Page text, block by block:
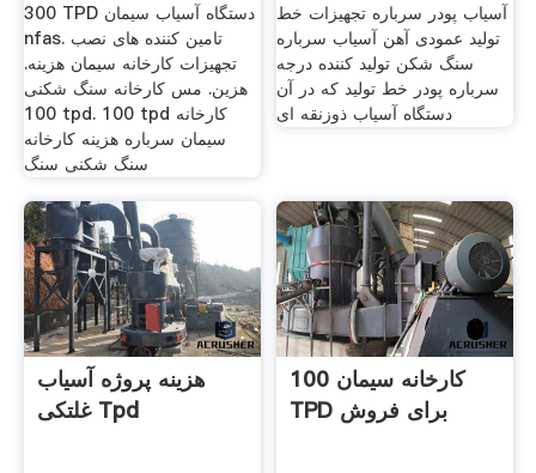
300 TPD دستگاه آسیاب سیمان
nfas. تامین کننده های نصب
تجهیزات کارخانه سیمان هزینه.
هزین. مس کارخانه سنگ شکنی
100 tpd. 100 tpd کارخانه
سیمان سرباره هزینه کارخانه
سنگ شکنی سنگ
آسیاب پودر سرباره تجهیزات خط
تولید عمودی آهن آسیاب سرباره
سنگ شکن تولید کننده درجه
سرباره پودر خط تولید که در آن
دستگاه آسیاب ذوزنقه ای
هزینه پروژه آسیاب
غلتکی Tpd
100 کارخانه سیمان
TPD برای فروش